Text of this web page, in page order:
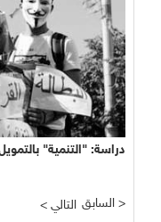
دراسة: "التنمية"
< التالي السابق >